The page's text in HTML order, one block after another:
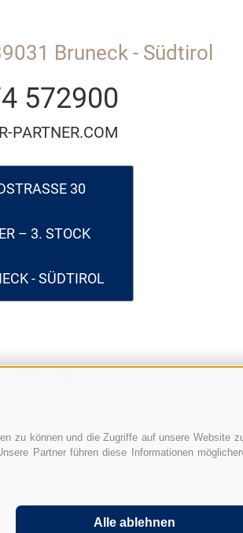
zu können und die Zugriffe auf unsere Website
Partner führen diese Informationen
Alle ablehnen
Bruneck - Südtirol
572900
PARTNER.COM
30
– 3. STOCK
- SÜDTIROL